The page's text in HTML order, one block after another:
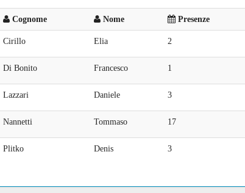
Cognome Nome Presenze
Cirillo Elia 2
Di Bonito Francesco 1
Lazzari Daniele 3
Nannetti Tommaso 17
Plitko Denis 3